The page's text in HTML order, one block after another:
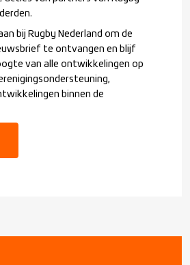
bij Rugby Nederland om de
te ontvangen en blijf
van alle ontwikkelingen op
binnen de